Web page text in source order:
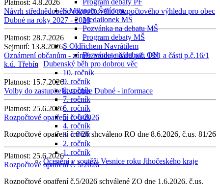
Program debaty PF
S Milanem Šmídem
Medailonek MŠ
Pozvánka na debatu MŠ
Program debaty MŠ
S Oldřichem Navrátilem
Pozvánka na debatu ON
Dubenský běh pro dobrou věc
10. ročník
9. ročník
8. ročník
7. ročník
6. ročník
5. ročník
4. ročník
3. ročník
2. ročník
1. ročník
Ocenění v soutěži Vesnice roku Jihočeského kraje
Platnost: 4.8.2026
Návrh střednědobého rozpočtového rozpočtového výhledu pro obec
Dubné na roky 2027 - 2028
Platnost: 28.7.2026
Sejmutí: 13.8.2026
Oznámení občanům - záměr prodeje části p.č. 18/1 a části p.č.16/1
k.ú. Třebín
Platnost: 15.7.2026
Volby do zastupitelstva obce Dubné - informace
Platnost: 25.6.2026
Rozpočtové opatření č. 6/2026
Rozpočtové opatření č.6/26 shcváleno RO dne 8.6.2026, č.us. 81/26
Platnost: 25.6.2026
Rozpočtové opatření č. 5/2026
Rozpočtové opatření č.5/2026 schválené ZO dne 1.6.2026, č.us.